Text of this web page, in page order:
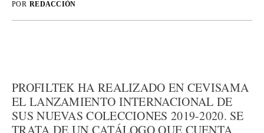
POR REDACCIÓN
PROFILTEK HA REALIZADO EN CEVISAMA
EL LANZAMIENTO INTERNACIONAL DE
SUS NUEVAS COLECCIONES 2019-2020. SE
TRATA DE UN CATÁLOGO QUE CUENTA